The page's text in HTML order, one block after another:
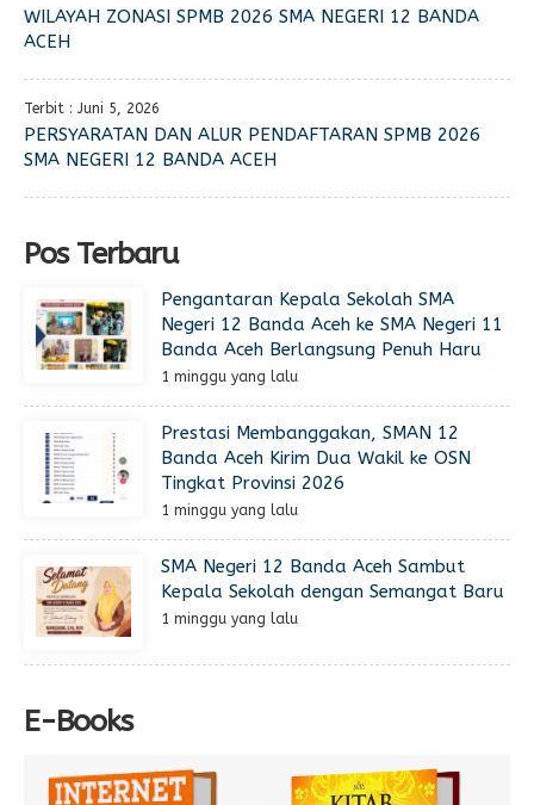
WILAYAH ZONASI SPMB 2026 SMA NEGERI 12 BANDA
ACEH
Terbit : Juni 5, 2026
PERSYARATAN DAN ALUR PENDAFTARAN SPMB 2026
SMA NEGERI 12 BANDA ACEH
Pos Terbaru
Pengantaran Kepala Sekolah SMA
Negeri 12 Banda Aceh ke SMA Negeri 11
Banda Aceh Berlangsung Penuh Haru
1 minggu yang lalu
Prestasi Membanggakan, SMAN 12
Banda Aceh Kirim Dua Wakil ke OSN
Tingkat Provinsi 2026
1 minggu yang lalu
SMA Negeri 12 Banda Aceh Sambut
Kepala Sekolah dengan Semangat Baru
1 minggu yang lalu
E-Books